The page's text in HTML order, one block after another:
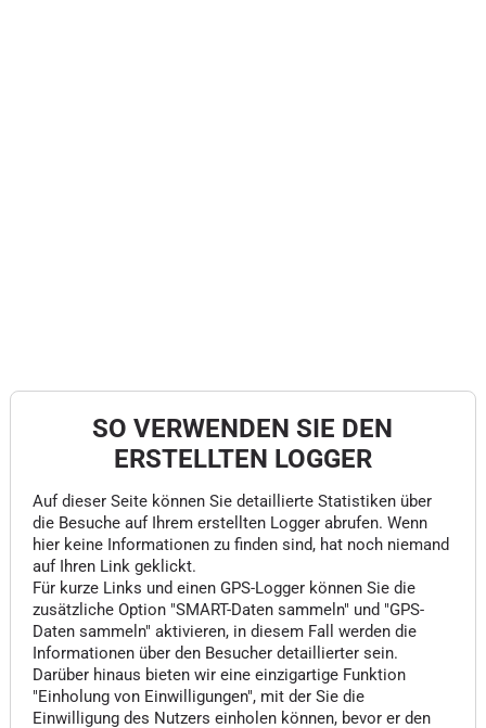
SO VERWENDEN SIE DEN
ERSTELLTEN LOGGER
Auf dieser Seite können Sie detaillierte Statistiken über
die Besuche auf Ihrem erstellten Logger abrufen. Wenn
hier keine Informationen zu finden sind, hat noch niemand
auf Ihren Link geklickt.
Für kurze Links und einen GPS-Logger können Sie die
zusätzliche Option "SMART-Daten sammeln" und "GPS-
Daten sammeln" aktivieren, in diesem Fall werden die
Informationen über den Besucher detaillierter sein.
Darüber hinaus bieten wir eine einzigartige Funktion
"Einholung von Einwilligungen", mit der Sie die
Einwilligung des Nutzers einholen können, bevor er den